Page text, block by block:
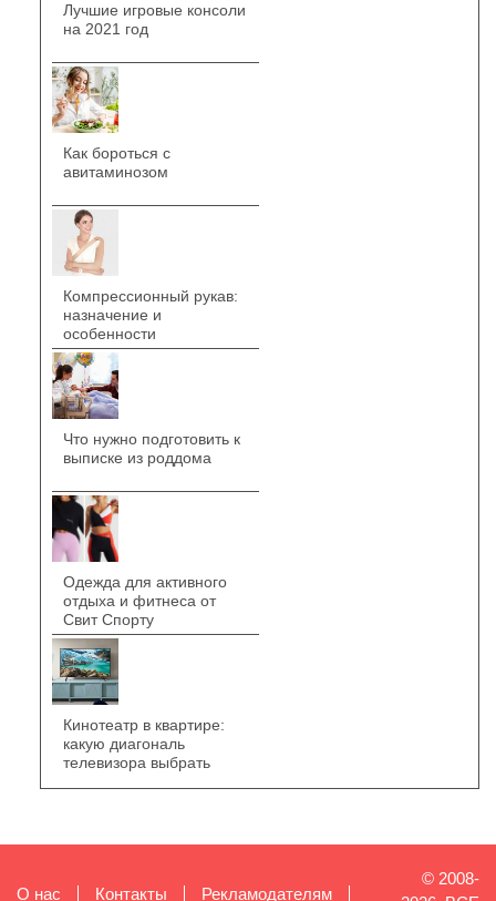
Лучшие игровые консоли
на 2021 год
Как бороться с
авитаминозом
Компрессионный рукав:
назначение и
особенности
Что нужно подготовить к
выписке из роддома
Одежда для активного
отдыха и фитнеса от
Свит Спорту
Кинотеатр в квартире:
какую диагональ
телевизора выбрать
О нас Контакты
Рекламодателям
© 2008-